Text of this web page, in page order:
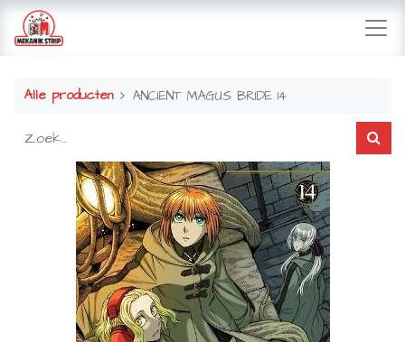
Alle producten ANCIENT MAGUS BRIDE 14